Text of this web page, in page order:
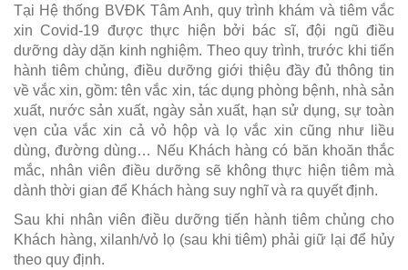
Tại Hệ thống BVĐK Tâm Anh, quy trình khám và tiêm vắc
xin Covid-19 được thực hiện bởi bác sĩ, đội ngũ điều
dưỡng dày dặn kinh nghiệm. Theo quy trình, trước khi tiến
hành tiêm chủng, điều dưỡng giới thiệu đầy đủ thông tin
về vắc xin, gồm: tên vắc xin, tác dụng phòng bệnh, nhà sản
xuất, nước sản xuất, ngày sản xuất, hạn sử dụng, sự toàn
vẹn của vắc xin cả vỏ hộp và lọ vắc xin cũng như liều
dùng, đường dùng… Nếu Khách hàng có băn khoăn thắc
mắc, nhân viên điều dưỡng sẽ không thực hiện tiêm mà
dành thời gian để Khách hàng suy nghĩ và ra quyết định.
Sau khi nhân viên điều dưỡng tiến hành tiêm chủng cho
Khách hàng, xilanh/vỏ lọ (sau khi tiêm) phải giữ lại để hủy
theo quy định.